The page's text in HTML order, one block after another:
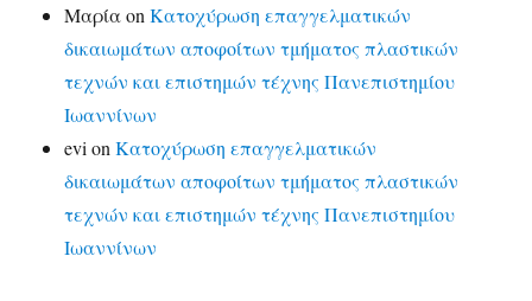
ΜαρίαonΚατοχύρωση επαγγελματικών
δικαιωμάτων αποφοίτων τμήματος πλαστικών
τεχνών και επιστημών τέχνης Πανεπιστημίου
Ιωαννίνων
evi onΚατοχύρωση επαγγελματικών
δικαιωμάτων αποφοίτων τμήματος πλαστικών
τεχνών και επιστημών τέχνης Πανεπιστημίου
Ιωαννίνων